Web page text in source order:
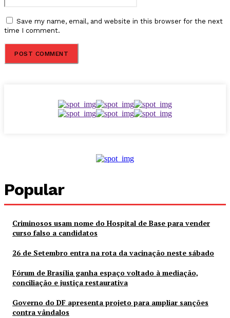
Save my name, email, and website in this browser for the next
time I comment.
Popular
Criminosos usam nome do Hospital de Base para vender
curso falso a candidatos
26 de Setembro entra na rota da vacinação neste sábado
Fórum de Brasília ganha espaço voltado à mediação,
conciliação e justiça restaurativa
Governo do DF apresenta projeto para ampliar sanções
contra vândalos